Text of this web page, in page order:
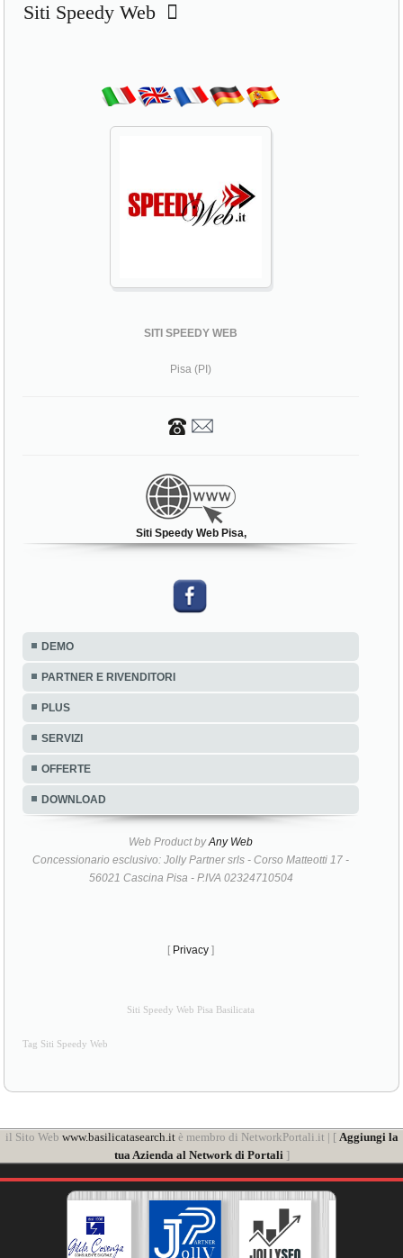
Siti Speedy Web
SITI SPEEDY WEB
Pisa (PI)
Siti Speedy Web Pisa,
DEMO
PARTNER E RIVENDITORI
PLUS
SERVIZI
OFFERTE
DOWNLOAD
Web Product byAny Web
Concessionario esclusivo: Jolly Partner srls - Corso Matteotti 17 -
56021 Cascina Pisa - P.IVA 02324710504
[ Privacy ]
Siti Speedy Web Pisa Basilicata
Tag Siti Speedy Web
il Sito Web www.basilicatasearch.itè membro di NetworkPortali.it | [ Aggiungi la
tua Azienda al Network di Portali]